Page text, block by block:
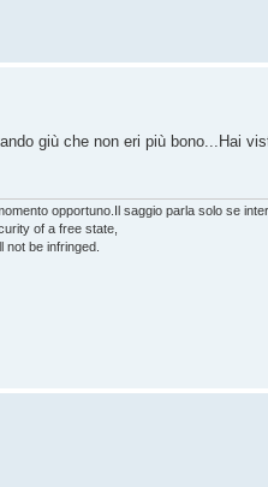
giù che non eri più bono...Hai
opportuno.Il saggio parla solo se
of a free state,
be infringed.